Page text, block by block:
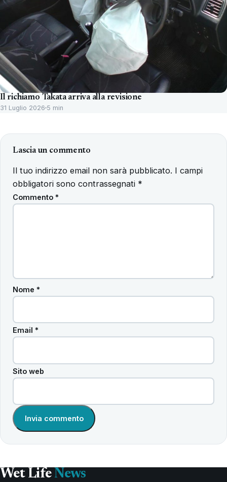
Il richiamo Takata arriva alla revisione
31 Luglio 2026 5 min
Lascia un commento
Il tuo indirizzo email non sarà pubblicato. I campi
obbligatori sono contrassegnati *
Commento *
Nome *
Email *
Sito web
Wet Life News